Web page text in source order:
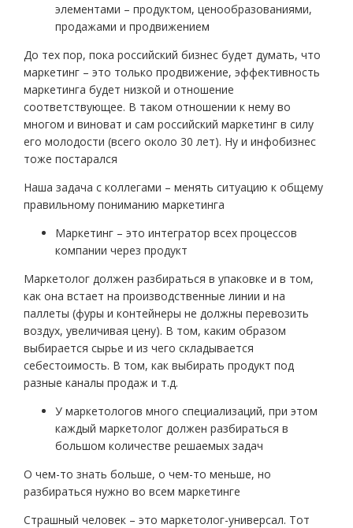
элементами – продуктом, ценообразованиями,
продажами и продвижением
До тех пор, пока российский бизнес будет думать, что
маркетинг – это только продвижение, эффективность
маркетинга будет низкой и отношение
соответствующее. В таком отношении к нему во
многом и виноват и сам российский маркетинг в силу
его молодости (всего около 30 лет). Ну и инфобизнес
тоже постарался
Наша задача с коллегами – менять ситуацию к общему
правильному пониманию маркетинга
Маркетинг – это интегратор всех процессов
компании через продукт
Маркетолог должен разбираться в упаковке и в том,
как она встает на производственные линии и на
паллеты (фуры и контейнеры не должны перевозить
воздух, увеличивая цену). В том, каким образом
выбирается сырье и из чего складывается
себестоимость. В том, как выбирать продукт под
разные каналы продаж и т.д.
У маркетологов много специализаций, при этом
каждый маркетолог должен разбираться в
большом количестве решаемых задач
О чем-то знать больше, о чем-то меньше, но
разбираться нужно во всем маркетинге
Страшный человек – это маркетолог-универсал. Тот